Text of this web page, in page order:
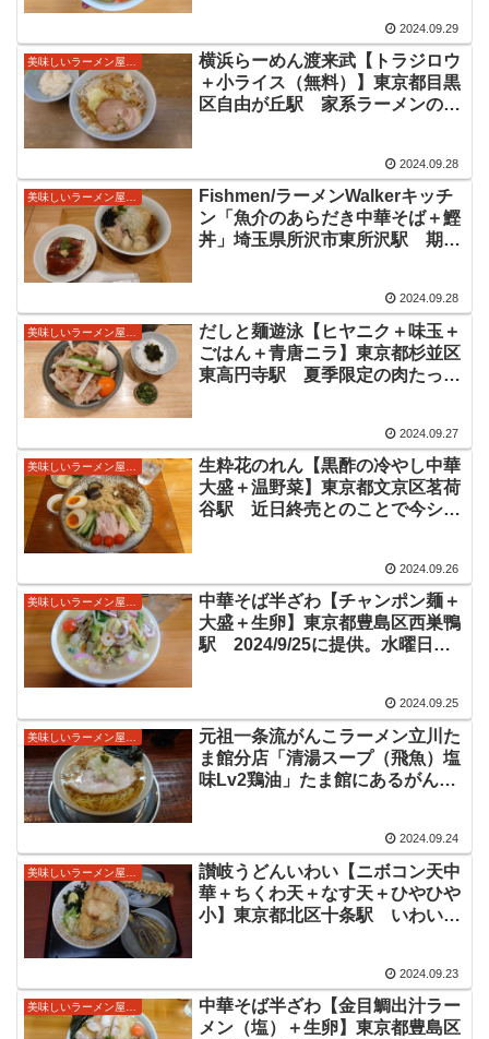
2024.09.29
美味しいラーメン屋さん
横浜らーめん渡来武【トラジロウ
＋小ライス（無料）】東京都目黒
区自由が丘駅 家系ラーメンのお
2024.09.28
Fishmen/ラーメンWalkerキッチ
ン「魚介のあらだき中華そば＋鰹
丼」埼玉県所沢市東所沢駅 期間
2024.09.28
だしと麺遊泳【ヒヤニク＋味玉＋
ごはん＋青唐ニラ】東京都杉並区
東高円寺駅 夏季限定の肉たっぷ
2024.09.27
美味しいラーメン屋さん
生粋花のれん【黒酢の冷やし中華
大盛＋温野菜】東京都文京区茗荷
谷駅 近日終売とのことで今シー
2024.09.26
中華そば半ざわ【チャンポン麺＋
大盛＋生卵】東京都豊島区西巣鴨
駅 2024/9/25に提供。水曜日の
2024.09.25
元祖一条流がんこラーメン立川た
ま館分店「清湯スープ（飛魚）塩
味Lv2鶏油」たま館にあるがんこ
2024.09.24
讃岐うどんいわい【ニボコン天中
華＋ちくわ天＋なす天＋ひやひや
小】東京都北区十条駅 いわい×
2024.09.23
美味しいラーメン屋さん
中華そば半ざわ【金目鯛出汁ラー
メン（塩）＋生卵】東京都豊島区